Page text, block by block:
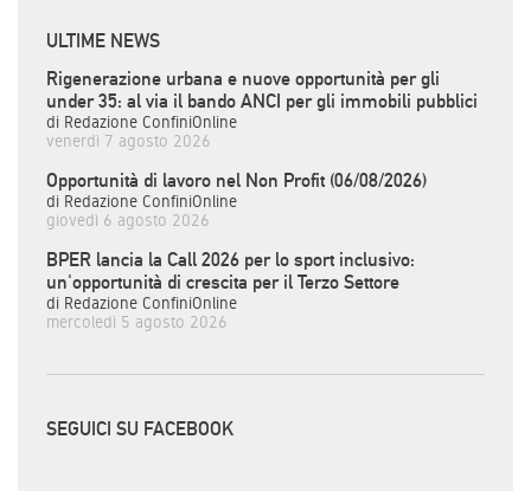
ULTIME NEWS
Rigenerazione urbana e nuove opportunità per gli
under 35: al via il bando ANCI per gli immobili pubblici
di Redazione ConfiniOnline
venerdì 7 agosto 2026
Opportunità di lavoro nel Non Profit (06/08/2026)
di Redazione ConfiniOnline
giovedì 6 agosto 2026
BPER lancia la Call 2026 per lo sport inclusivo:
un'opportunità di crescita per il Terzo Settore
di Redazione ConfiniOnline
mercoledì 5 agosto 2026
SEGUICI SU FACEBOOK